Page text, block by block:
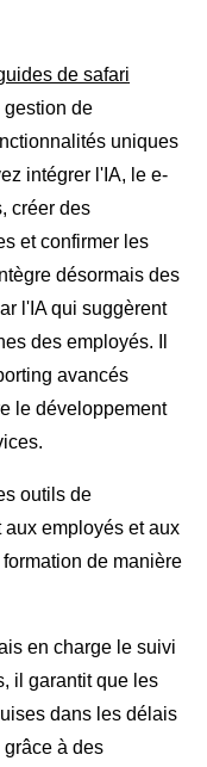
de safari
gestion de
uniques
intégrer l'IA, le e-
créer des
et confirmer les
désormais des
l'IA qui suggèrent
des employés. Il
avancés
le développement
outils de
aux employés et aux
de manière
en charge le suivi
il garantit que les
dans les délais
à des